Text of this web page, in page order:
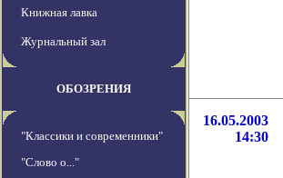
Книжная лавка
Журнальный зал
ОБОЗРЕНИЯ
"Классики и современники"
"Слово о..."
16.05.2003
14:30